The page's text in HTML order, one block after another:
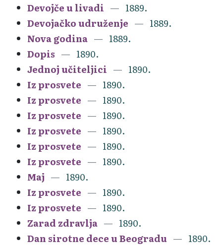
Devojče u livadi
1889.
Devojačko udruženje
1889.
Nova godina
1889.
Dopis
1890.
Jednoj učiteljici
1890.
Iz prosvete
1890.
Iz prosvete
1890.
Iz prosvete
1890.
Iz prosvete
1890.
Iz prosvete
1890.
Iz prosvete
1890.
Maj
1890.
Iz prosvete
1890.
Iz prosvete
1890.
Zarad zdravlja
1890.
Dan sirotne dece u Beogradu
1890.